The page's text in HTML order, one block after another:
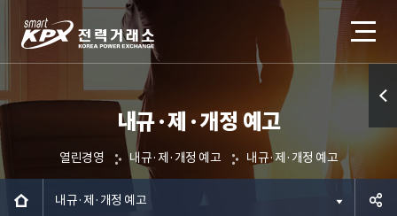
내규·제·개정 예고
열린경영 내규·제·개정 예고 내규·제·개정 예고
내규·제·개정 예고